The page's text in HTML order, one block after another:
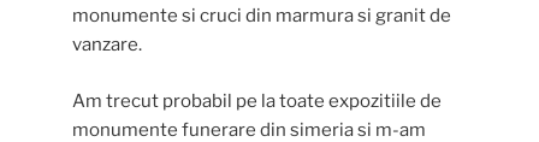
monumente si cruci din marmura si granit de
vanzare.
Am trecut probabil pe la toate expozitiile de
monumente funerare din simeria si m-am